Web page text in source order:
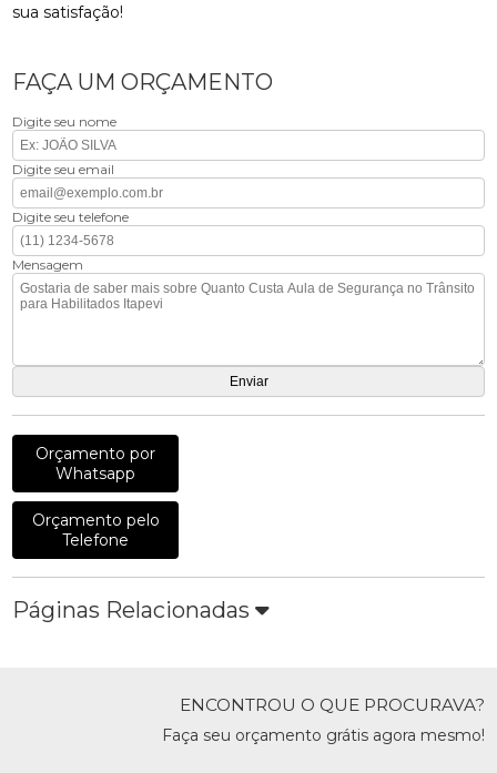
sua satisfação!
FAÇA UM ORÇAMENTO
Digite seu nome
Digite seu email
Digite seu telefone
Mensagem
Orçamento por
Whatsapp
Orçamento pelo
Telefone
Páginas Relacionadas
ENCONTROU O QUE PROCURAVA?
Faça seu orçamento grátis agora mesmo!